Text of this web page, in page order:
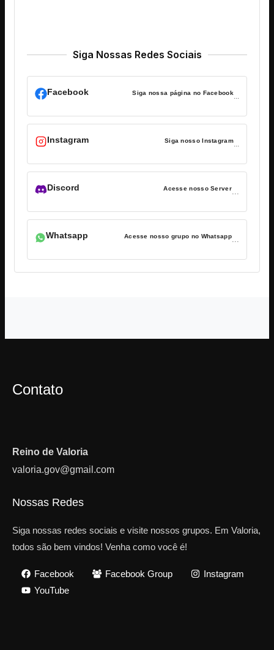
Siga Nossas Redes Sociais
Facebook Siga nossa página no Facebook...
Instagram Siga nosso Instagram...
Discord Acesse nosso Server...
Whatsapp Acesse nosso grupo no Whatsapp...
Contato
Reino de Valoria
valoria.gov@gmail.com
Nossas Redes
Siga nossas redes sociais e visite nossos grupos. Em Valoria,
todos são bem vindos! Venha como você é!
Facebook Facebook Group
Instagram
YouTube